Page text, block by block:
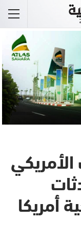
أمريكا